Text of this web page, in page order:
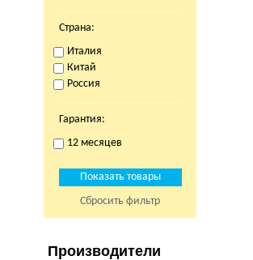
Страна:
Италия
Китай
Россия
Гарантия:
12 месяцев
Сбросить фильтр
Производители